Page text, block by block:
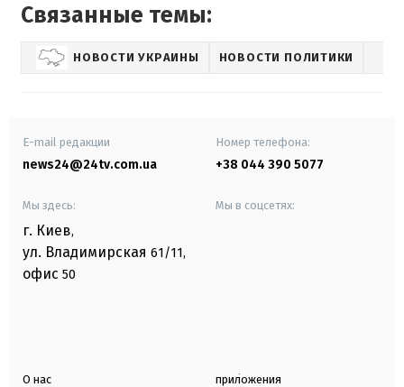
Связанные темы:
НОВОСТИ УКРАИНЫ НОВОСТИ ПОЛИТИКИ
E-mail редакции
news24@24tv.com.ua
Номер телефона:
+38 044 390 5077
Мы здесь:
г. Киев,
ул. Владимирская 61/11,
офис 50
Мы в соцсетях:
О нас приложения